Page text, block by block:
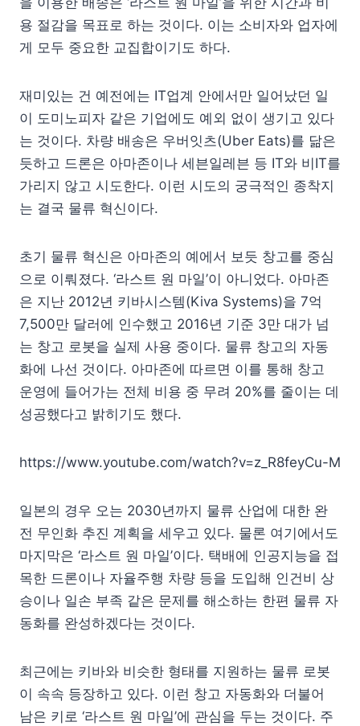
용 절감을 목표로 하는 것이다. 이는 소비자와 업자에
게 모두 중요한 교집합이기도 하다.
재미있는 건 예전에는 IT업계 안에서만 일어났던 일
이 도미노피자 같은 기업에도 예외 없이 생기고 있다
는 것이다. 차량 배송은 우버잇츠(Uber Eats)를 닮은
듯하고 드론은 아마존이나 세븐일레븐 등 IT와 비IT를
가리지 않고 시도한다. 이런 시도의 궁극적인 종착지
는 결국 물류 혁신이다.
초기 물류 혁신은 아마존의 예에서 보듯 창고를 중심
으로 이뤄졌다. ‘라스트 원 마일’이 아니었다. 아마존
은 지난 2012년 키바시스템(Kiva Systems)을 7억
7,500만 달러에 인수했고 2016년 기준 3만 대가 넘
는 창고 로봇을 실제 사용 중이다. 물류 창고의 자동
화에 나선 것이다. 아마존에 따르면 이를 통해 창고
운영에 들어가는 전체 비용 중 무려 20%를 줄이는 데
성공했다고 밝히기도 했다.
https://www.youtube.com/watch?v=z_R8feyCu-M
일본의 경우 오는 2030년까지 물류 산업에 대한 완
전 무인화 추진 계획을 세우고 있다. 물론 여기에서도
마지막은 ‘라스트 원 마일’이다. 택배에 인공지능을 접
목한 드론이나 자율주행 차량 등을 도입해 인건비 상
승이나 일손 부족 같은 문제를 해소하는 한편 물류 자
동화를 완성하겠다는 것이다.
최근에는 키바와 비슷한 형태를 지원하는 물류 로봇
이 속속 등장하고 있다. 이런 창고 자동화와 더불어
남은 키로 ‘라스트 원 마일’에 관심을 두는 것이다. 주